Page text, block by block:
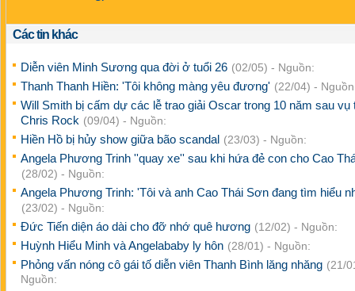
Các tin khác
Diễn viên Minh Sương qua đời ở tuổi 26 (02/05) - Nguồn:
Thanh Thanh Hiền: 'Tôi không màng yêu đương' (22/04) -
Will Smith bị cấm dự các lễ trao giải Oscar trong 10 năm sau vụ
Chris Rock (09/04) - Nguồn:
Hiền Hồ bị hủy show giữa bão scandal (23/03) - Nguồn:
Angela Phương Trinh ''quay xe'' sau khi hứa đẻ con cho Cao
(28/02) - Nguồn:
Angela Phương Trinh: 'Tôi và anh Cao Thái Sơn đang tìm hiểu
(23/02) - Nguồn:
Đức Tiến diện áo dài cho đỡ nhớ quê hương (12/02) - Nguồn:
Huỳnh Hiểu Minh và Angelababy ly hôn (28/01) - Nguồn:
Phỏng vấn nóng cô gái tố diễn viên Thanh Bình lăng nhăng (21/
Nguồn: